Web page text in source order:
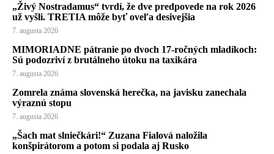
„Živý Nostradamus“ tvrdí, že dve predpovede na rok 2026
už vyšli. TRETIA môže byť oveľa desivejšia
7. augusta 2026
MIMORIADNE pátranie po dvoch 17-ročných mladíkoch:
Sú podozriví z brutálneho útoku na taxikára
7. augusta 2026
Zomrela známa slovenská herečka, na javisku zanechala
výraznú stopu
7. augusta 2026
„Šach mat slniečkári!“ Zuzana Fialová naložila
konšpirátorom a potom si podala aj Rusko